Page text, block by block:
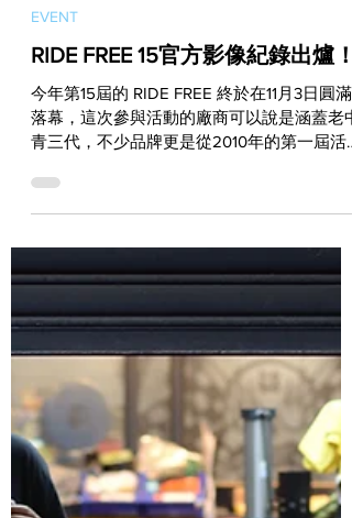
Nov 5, 2024
EVENT
RIDE FREE 15官方影像紀錄出爐！
今年第15屆的 RIDE FREE 終於在11月3日圓滿
落幕，這次參與活動的廠商可以說是涵蓋老中
輕的新面孔出現，這也代表著15年來即使台灣
的玩車環境並沒有多大改善，但是對於喜愛玩
車的人來說，這...